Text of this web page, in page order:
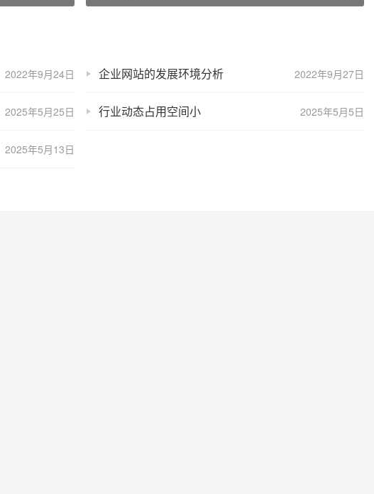
2022年9月24日 2022年9月27日
企业网站的发展环境分析
2025年5月25日 2025年5月5日
行业动态占用空间小
2025年5月13日